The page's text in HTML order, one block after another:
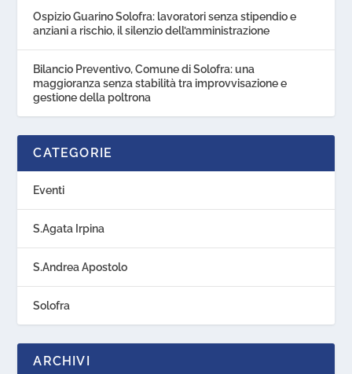
Ospizio Guarino Solofra: lavoratori senza stipendio e
anziani a rischio, il silenzio dell’amministrazione
Bilancio Preventivo, Comune di Solofra: una
maggioranza senza stabilità tra improvvisazione e
gestione della poltrona
CATEGORIE
Eventi
S.Agata Irpina
S.Andrea Apostolo
Solofra
ARCHIVI